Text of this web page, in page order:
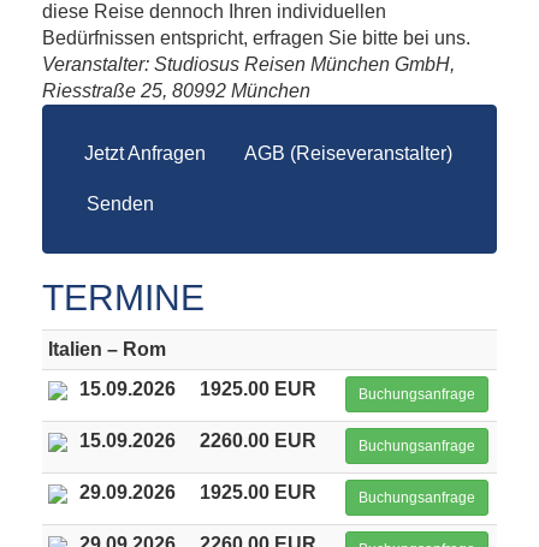
diese Reise dennoch Ihren individuellen
Bedürfnissen entspricht, erfragen Sie bitte bei uns.
Veranstalter: Studiosus Reisen München GmbH,
Riesstraße 25, 80992 München
Jetzt Anfragen AGB (Reiseveranstalter)
Senden
TERMINE
Italien – Rom
15.09.2026
1925.00 EUR Buchungsanfrage
15.09.2026 2260.00 EUR Buchungsanfrage
29.09.2026 1925.00 EUR Buchungsanfrage